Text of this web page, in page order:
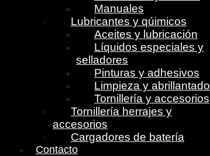
Manuales
Lubricantes y qúimicos
Aceites y lubricación
Líquidos especiales y
selladores
Pinturas y adhesivos
Limpieza y abrillantado
Tornillería y accesorios
Tornillería herrajes y
accesorios
Cargadores de batería
Contacto